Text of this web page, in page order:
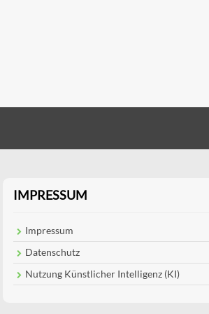
IMPRESSUM
Impressum
Datenschutz
Nutzung Künstlicher Intelligenz (KI)